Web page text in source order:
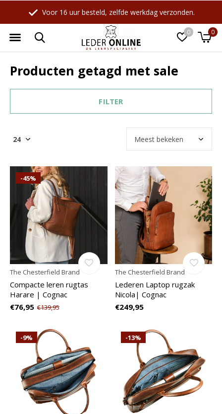
0 0
verzonden. Webwinkel sinds
Producten getagd met sale
FILTER
-45%
The Chesterfield Brand
Compacte leren rugtas
Harare | Cognac
€76,95 €139,95
The Chesterfield Brand
Lederen Laptop rugzak
Nicola| Cognac
€249,95
-9% -13%